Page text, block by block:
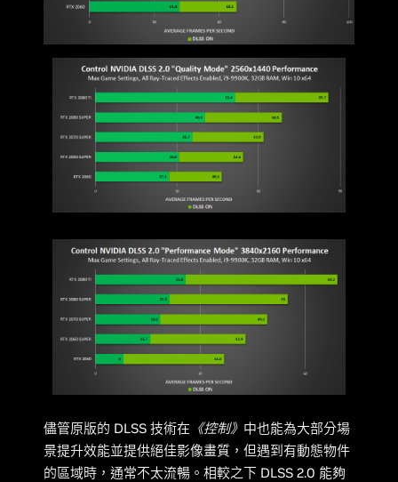
儘管原版的 DLSS 技術在 《控制》 中也能為大部分場
景提升效能並提供絕佳影像畫質，但遇到有動態物件
的區域時，通常不太流暢。相較之下 DLSS 2.0 能夠